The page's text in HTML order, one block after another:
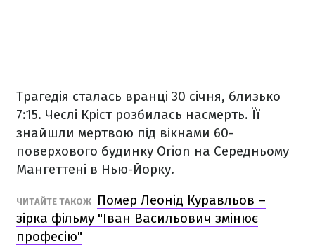
Трагедія сталась вранці 30 січня, близько
7:15. Чеслі Кріст розбилась насмерть. Її
знайшли мертвою під вікнами 60-
поверхового будинку Orion на Середньому
Мангеттені в Нью-Йорку.
ЧИТАЙТЕ ТАКОЖ
Помер Леонід Куравльов –
зірка фільму "Іван Васильович змінює
професію"